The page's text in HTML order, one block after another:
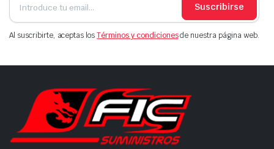
Suscribirse
Al suscribirte, aceptas losTérminos y condicionesde nuestra página web.